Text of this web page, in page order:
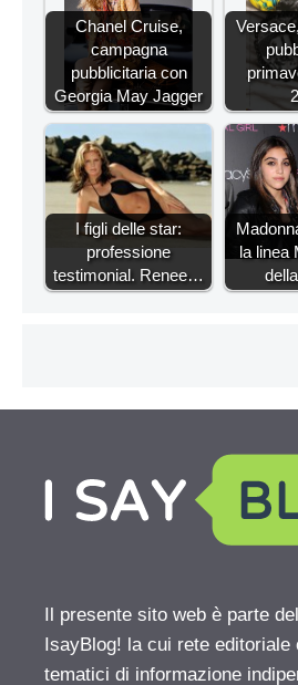
Chanel Cruise,
campagna
pubblicitaria con
Georgia May Jagger
I figli delle star:
professione
testimonial. Renee…
la linea
Il presente sito web è parte
IsayBlog! la cui rete editoriale
tematici di informazione